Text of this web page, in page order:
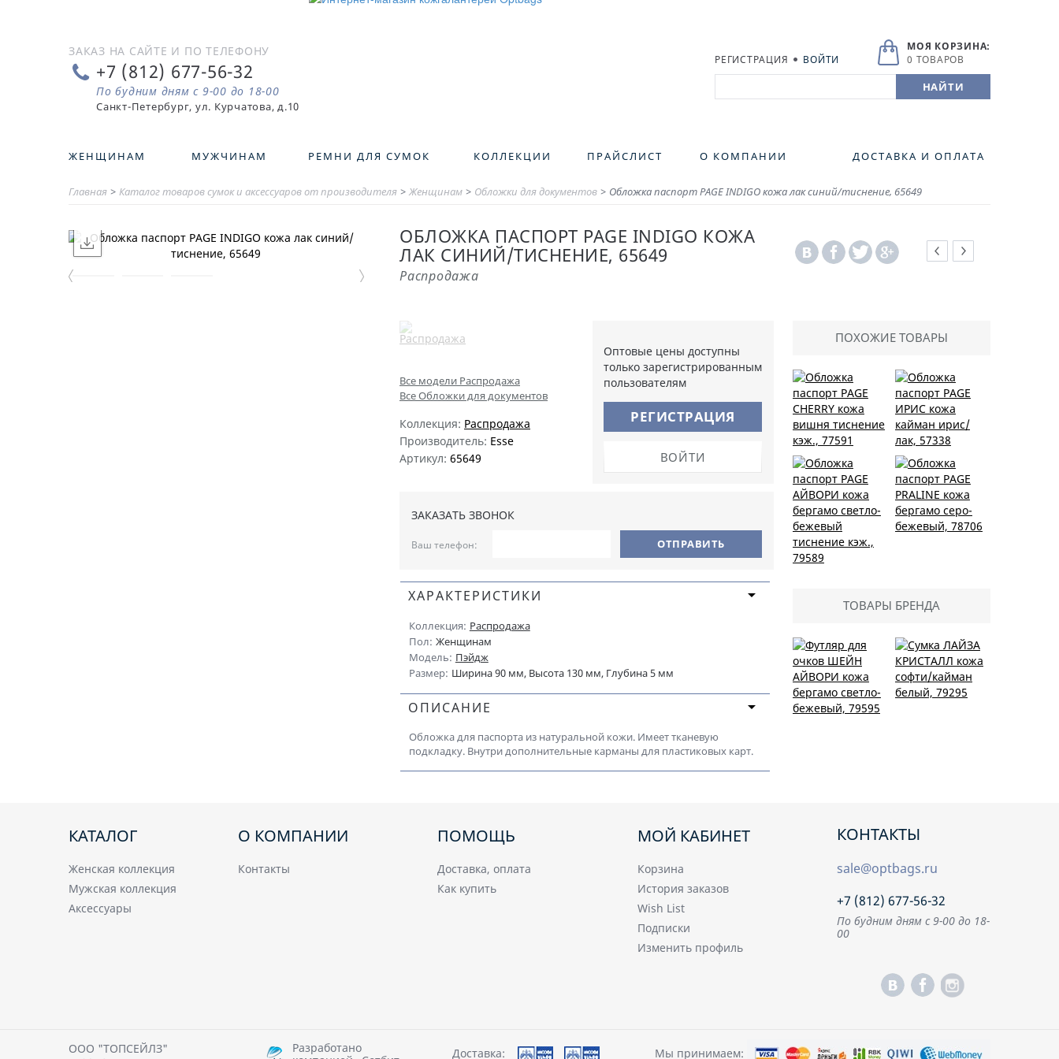
ЗАКАЗ НА САЙТЕ И ПО ТЕЛЕФОНУ
+7 (812) 677-56-32
По будним дням с 9-00 до 18-00
РЕГИСТРАЦИЯ ВОЙТИ
МОЯ КОРЗИНА:
0 ТОВАРОВ
ЖЕНЩИНАМ МУЖЧИНАМ РЕМНИ ДЛЯ СУМОК КОЛЛЕКЦИИ ПРАЙСЛИСТ О КОМПАНИИ ДОСТАВКА И ОПЛАТА
Главная > Каталог товаров сумок и аксессуаров от производителя > Женщинам > Обложки для документов > Обложка паспорт PAGE INDIGO кожа лак синий/тиснение, 65649
ОБЛОЖКА ПАСПОРТ PAGE INDIGO КОЖА
ЛАК СИНИЙ/ТИСНЕНИЕ, 65649
Распродажа
Все модели Распродажа
Все Обложки для документов
Коллекция: Распродажа
Производитель: Esse
Артикул: 65649
Оптовые цены доступны
только зарегистрированным
пользователям
РЕГИСТРАЦИЯ
ВОЙТИ
ЗАКАЗАТЬ ЗВОНОК
Ваш телефон:
ХАРАКТЕРИСТИКИ
Коллекция: Распродажа
Пол: Женщинам
Модель: Пэйдж
Размер: Ширина 90 мм, Высота 130 мм, Глубина 5 мм
ОПИСАНИЕ
Обложка для паспорта из натуральной кожи. Имеет тканевую
подкладку. Внутри дополнительные карманы для пластиковых карт.
ПОХОЖИЕ ТОВАРЫ
Обложка паспорт
PAGE CHERRY кожа
вишня тиснение
кэж., 77591
Обложка паспорт
PAGE ИРИС кожа
кайман ирис/лак,
57338
бергамо светло-
бежевый тиснение
кэж., 79589
ТОВАРЫ БРЕНДА
КАТАЛОГ
Женская коллекция
Мужская коллекция
Аксессуары
О КОМПАНИИ
Контакты
ПОМОЩЬ
Доставка, оплата
Как купить
МОЙ КАБИНЕТ
Корзина
История заказов
Wish List
Подписки
Изменить профиль
КОНТАКТЫ
sale@optbags.ru
+7 (812) 677-56-32
По будним дням с 9-00 до 18-
00
ООО "ТОПСЕЙЛЗ"
Разработано
Доставка: Мы принимаем: